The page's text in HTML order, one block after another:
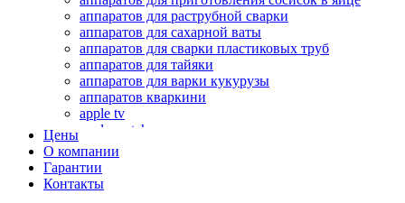
аппаратов для раструбной сварки
аппаратов для сахарной ваты
аппаратов для сварки пластиковых труб
аппаратов для тайяки
аппаратов для варки кукурузы
аппаратов кваркини
apple tv
apple watch
аромадиффузоров
аромастанций
ароматизаторов воздуха
аудиоплееров
Цены
О компании
Гарантии
Контакты